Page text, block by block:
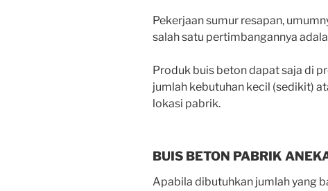
Pekerjaan sumur resapan,
salah satu pertimbangannya
Produk buis beton dapat saja di
jumlah kebutuhan kecil (sedikit)
lokasi pabrik.
BUIS BETON PABRIK
Apabila dibutuhkan jumlah yang